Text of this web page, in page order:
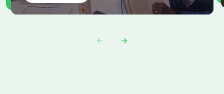
prev slidenext slide